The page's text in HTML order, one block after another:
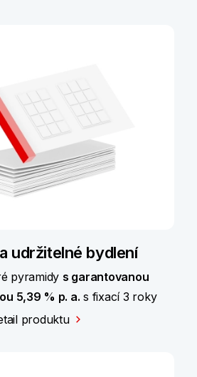
udržitelné bydlení
pyramidy s garantovanou
5,39 % p. a. s fixací 3 roky
produktu